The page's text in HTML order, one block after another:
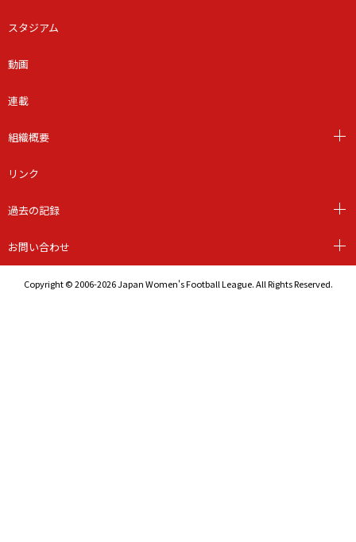
スタジアム
動画
連載
組織概要
リンク
過去の記録
お問い合わせ
Copyright © 2006-2026 Japan Women's Football League. All Rights Reserved.